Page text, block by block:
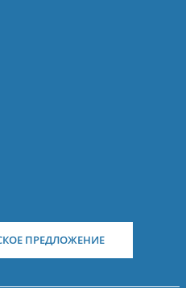
ПРЕДЛОЖЕНИЕ